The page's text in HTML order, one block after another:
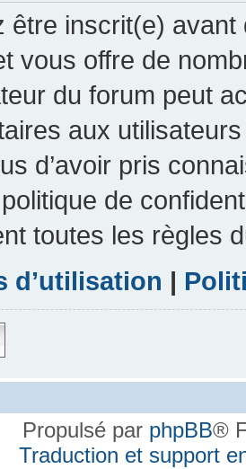
être inscrit(e) avant
vous offre de
du forum peut
aux
d’avoir pris
de
toutes les règles
d’utilisation |
Propulsé par phpBB®
Traduction et support